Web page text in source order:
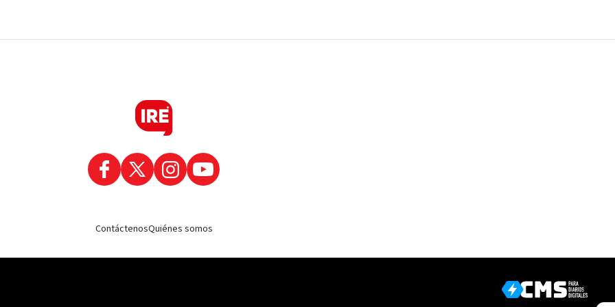
ContáctenosQuiénes somos